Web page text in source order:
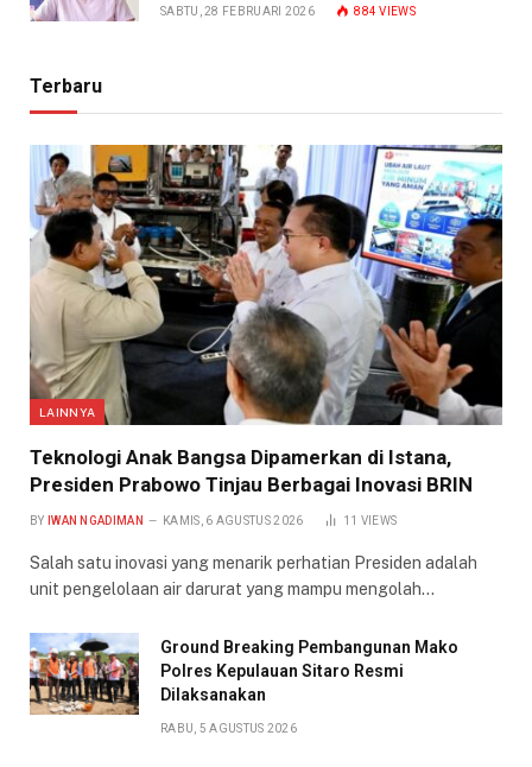
SABTU, 28 FEBRUARI 2026 884VIEWS
Terbaru
LAINNYA
Teknologi Anak Bangsa Dipamerkan di Istana,
Presiden Prabowo Tinjau Berbagai Inovasi BRIN
BY IWAN NGADIMAN KAMIS, 6 AGUSTUS 2026 11 VIEWS
Salah satu inovasi yang menarik perhatian Presiden adalah
unit pengelolaan air darurat yang mampu mengolah…
Ground Breaking Pembangunan Mako
Polres Kepulauan Sitaro Resmi
Dilaksanakan
RABU, 5 AGUSTUS 2026